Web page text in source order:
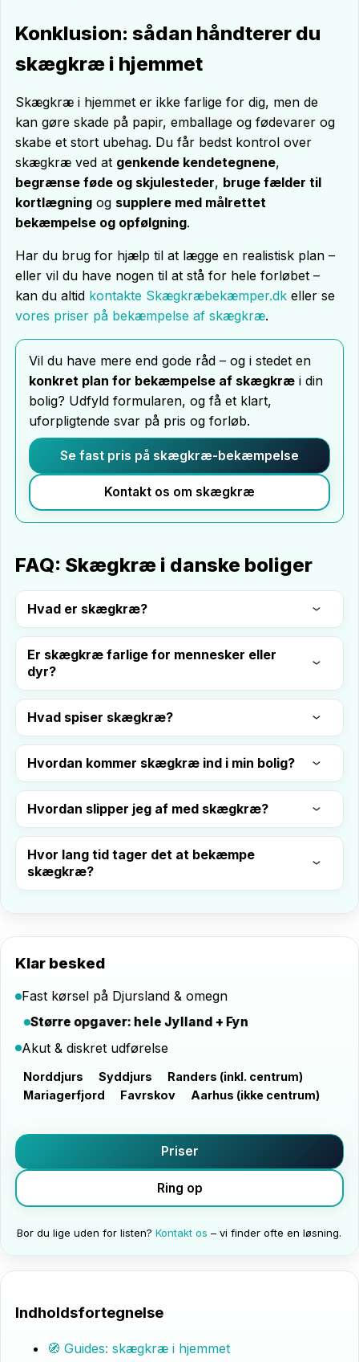
Konklusion: sådan håndterer du
skægkræ i hjemmet
Skægkræ i hjemmet er ikke farlige for dig, men de
kan gøre skade på papir, emballage og fødevarer og
skabe et stort ubehag. Du får bedst kontrol over
skægkræ ved at genkende kendetegnene,
begrænse føde og skjulesteder, bruge fælder til
kortlægning og supplere med målrettet
bekæmpelse og opfølgning.
Har du brug for hjælp til at lægge en realistisk plan –
eller vil du have nogen til at stå for hele forløbet –
kan du altid kontakte Skægkræbekæmper.dk eller se
vores priser på bekæmpelse af skægkræ.
Vil du have mere end gode råd – og i stedet en
konkret plan for bekæmpelse af skægkræ i din
bolig? Udfyld formularen, og få et klart,
uforpligtende svar på pris og forløb.
Se fast pris på skægkræ-bekæmpelse
Kontakt os om skægkræ
FAQ: Skægkræ i danske boliger
Hvad er skægkræ?
Er skægkræ farlige for mennesker eller
dyr?
Hvad spiser skægkræ?
Hvordan kommer skægkræ ind i min bolig?
Hvordan slipper jeg af med skægkræ?
Hvor lang tid tager det at bekæmpe
skægkræ?
Klar besked
Fast kørsel på Djursland & omegn
Større opgaver: hele Jylland + Fyn
Akut & diskret udførelse
Norddjurs Syddjurs
Randers (inkl. centrum)
Mariagerfjord
Favrskov Aarhus (ikke centrum)
Priser
Ring op
Bor du lige uden for listen? Kontakt os – vi finder ofte en løsning.
Indholdsfortegnelse
🧭 Guides: skægkræ i hjemmet